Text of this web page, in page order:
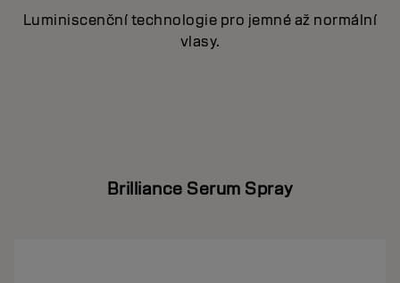
Luminiscenční technologie pro jemné až normální
vlasy.
Brilliance Serum Spray